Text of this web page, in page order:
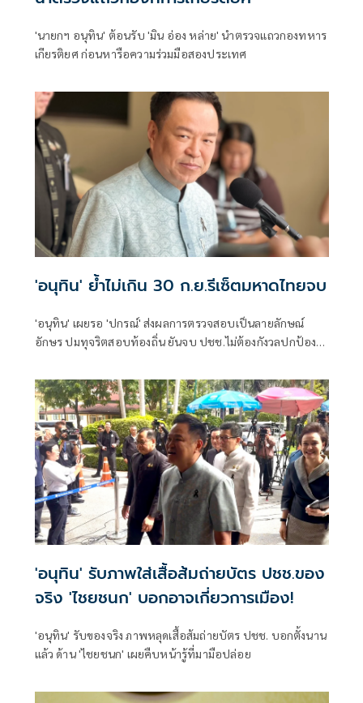
'นายกฯ อนุทิน' ต้อนรับ 'มิน อ่อง หล่าย' นำตรวจแถวกองทหาร
เกียรติยศ ก่อนหารือความร่วมมือสองประเทศ
'อนุทิน' ย้ำไม่เกิน 30 ก.ย.รีเซ็ตมหาดไทยจบ
'อนุทิน' เผยรอ 'ปกรณ์' ส่งผลการตรวจสอบเป็นลายลักษณ์
อักษร ปมทุจริตสอบท้องถิ่น ยันจบ ปชช.ไม่ต้องกังวลปกป้อง
เต้นได้ ชี้รีเซ็ต มท.จบใน ก.ย.นี้
'อนุทิน' รับภาพใส่เสื้อส้มถ่ายบัตร ปชช.ของ
จริง 'ไชยชนก' บอกอาจเกี่ยวการเมือง!
'อนุทิน' รับของจริง ภาพหลุดเสื้อส้มถ่ายบัตร ปชช. บอกตั้งนาน
แล้ว ด้าน 'ไชยชนก' เผยคืบหน้ารู้ที่มามือปล่อย